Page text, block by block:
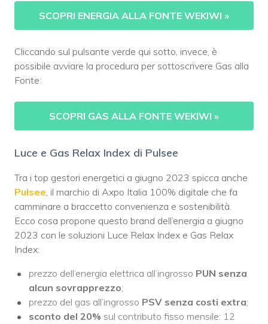
SCOPRI ENERGIA ALLA FONTE WEKIWI »
Cliccando sul pulsante verde qui sotto, invece, è
possibile avviare la procedura per sottoscrivere Gas alla
Fonte:
SCOPRI GAS ALLA FONTE WEKIWI »
Luce e Gas Relax Index di Pulsee
Tra i top gestori energetici a giugno 2023 spicca anche
Pulsee , il marchio di Axpo Italia 100% digitale che fa
camminare a braccetto convenienza e sostenibilità.
Ecco cosa propone questo brand dell’energia a giugno
2023 con le soluzioni Luce Relax Index e Gas Relax
Index:
prezzo dell’energia elettrica all’ingrosso PUN senza
alcun sovrapprezzo;
prezzo del gas all’ingrosso PSV senza costi extra;
sconto del 20% sul contributo fisso mensile: 12